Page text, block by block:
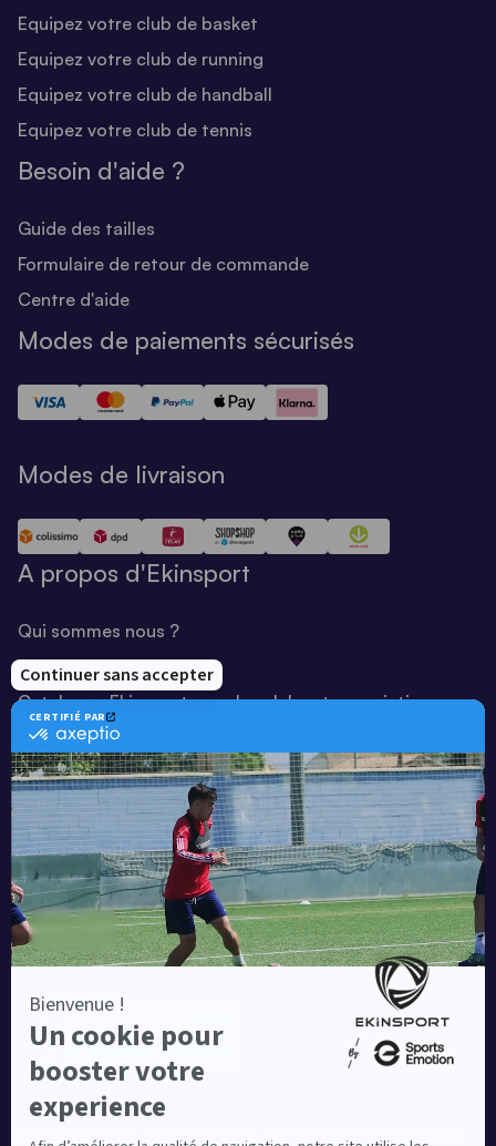
Equipez votre club de basket
Equipez votre club de running
Equipez votre club de handball
Equipez votre club de tennis
Besoin d'aide ?
Guide des tailles
Formulaire de retour de commande
Centre d'aide
Modes de paiements sécurisés
Modes de livraison
A propos d'Ekinsport
Qui sommes nous ?
Notre savoir-faire
Catalogue Ekinsport pour les clubs et associations
Catalogue running Ekinsport
Blog
Une société de :
Equipementier sportif leader en France depuis plus de